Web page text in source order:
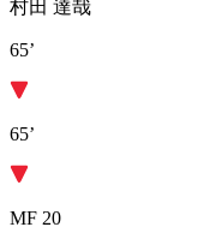
村田 達哉
65’
65’
MF 20